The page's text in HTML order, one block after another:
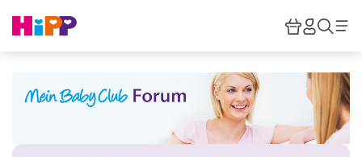
HiPP